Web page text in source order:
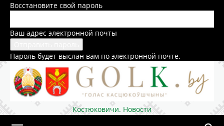
Восстановите свой пароль
Ваш адрес электронной почты
Пароль будет выслан вам по электронной почте.
Костюковичи. Новости